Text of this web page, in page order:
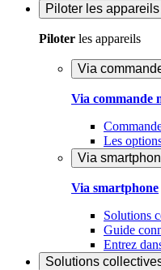
Piloter les appareils
Piloter les appareils
Via
Via commande
Les
Via
Via smartphone
Solutions
Guide
Entrez
Solutions